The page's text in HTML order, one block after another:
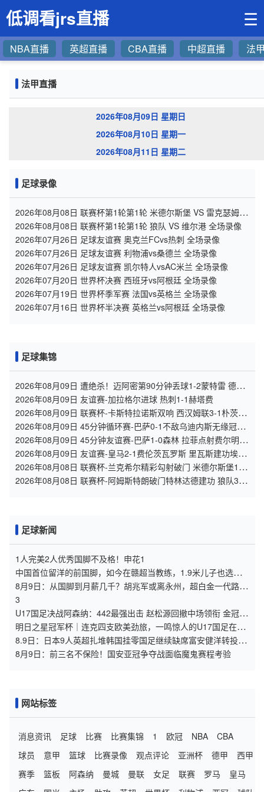
低调看jrs直播 ☰
NBA直播 英超直播 CBA直播 中超直播 法
法甲直播
2026年08月09日 星期日
2026年08月10日 星期一
2026年08月11日 星期二
足球录像
2026年08月08日 联赛杯第1轮第1轮 米德尔斯堡 VS 雷克瑟姆
全场录像
2026年08月08日 联赛杯第1轮第1轮 狼队 VS 维尔港 全场录像
2026年07月26日 足球友谊赛 奥克兰FCvs热刺 全场录像
2026年07月26日 足球友谊赛 利物浦vs桑德兰 全场录像
2026年07月26日 足球友谊赛 凯尔特人vsAC米兰 全场录像
2026年07月20日 世界杯决赛 西班牙vs阿根廷 全场录像
2026年07月19日 世界杯季军赛 法国vs英格兰 全场录像
2026年07月16日 世界杯半决赛 英格兰vs阿根廷 全场录像
足球集锦
2026年08月09日 遭绝杀！迈阿密第90分钟丢球1-2蒙特雷 德保
罗破门展示梅西球衣
2026年08月09日 友谊赛-加拉格尔进球 热刺1-1赫塔费
2026年08月09日 联赛杯-卡斯特拉诺斯双响 西汉姆联3-1朴茨茅
斯
2026年08月09日 45分钟循环赛-巴萨0-1不敌乌迪内斯无缘冠军
巴约挑射绝杀
2026年08月09日 45分钟友谊赛-巴萨1-0森林 拉菲点射费尔明造
点 两队各一次中柱
2026年08月09日 友谊赛-皇马2-1费伦茨瓦罗斯 里瓦斯建功埃斯
皮破门巴尔韦德助攻
2026年08月08日 联赛杯-兰克希尔精彩勾射破门 米德尔斯堡1-0
雷克瑟姆
2026年08月08日 联赛杯-阿姆斯特朗破门特林达德建功 狼队3-0
足球新闻
1人完美2人优秀国脚不及格！申花1
中国首位留洋的前国脚，如今在赣超当教练，1.9米儿子也选足
球路
8月9日：从国脚到月薪几千？胡兆军或离永州，超白金一代路在
何方
3
U17国足决战阿森纳：442最强出击 赵松源回撤中场领衔 金冠成
冲锋
明日之星冠军杯｜连克四支欧美劲旅，一鸣惊人的U17国足在上
海收获了什么
8.9日：日本9人英超扎堆韩国挂零国足继续缺席富安健洋转投水
晶宫揭亚洲足球残酷差距
8月9日：前三名不保险！国安亚冠争夺战面临魔鬼赛程考验
网站标签
消息资讯 足球 比赛 比赛集锦 1 欧冠 NBA
CBA
球员
意甲 篮球 比赛录像 观点评论 亚洲杯 德甲
西甲
赛季
篮板 阿森纳 曼城 曼联 女足 联赛 罗马
皇马